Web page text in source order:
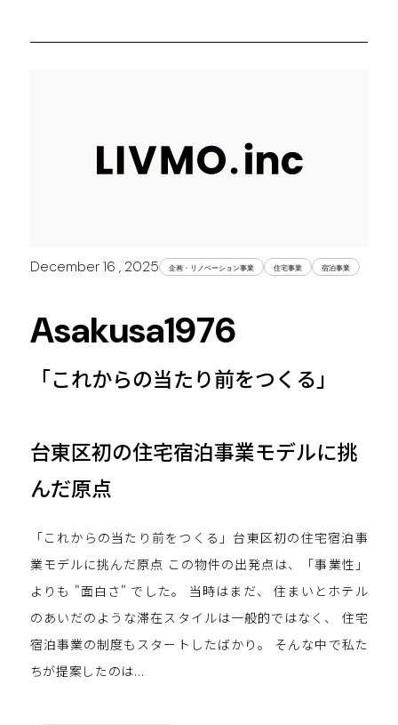
December 16 , 2025 企画・リノベーション事業 住宅事業 宿泊事業
Asakusa1976
「これからの当たり前をつくる」
台東区初の住宅宿泊事業モデルに挑
んだ原点
「これからの当たり前をつくる」台東区初の住宅宿泊事
業モデルに挑んだ原点 この物件の出発点は、「事業性」
よりも "面白さ" でした。 当時はまだ、 住まいとホテル
のあいだのような滞在スタイルは一般的ではなく、 住宅
宿泊事業の制度もスタートしたばかり。 そんな中で私た
ちが提案したのは...